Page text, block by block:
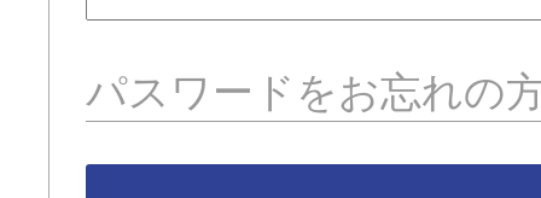
パスワードをお忘れの